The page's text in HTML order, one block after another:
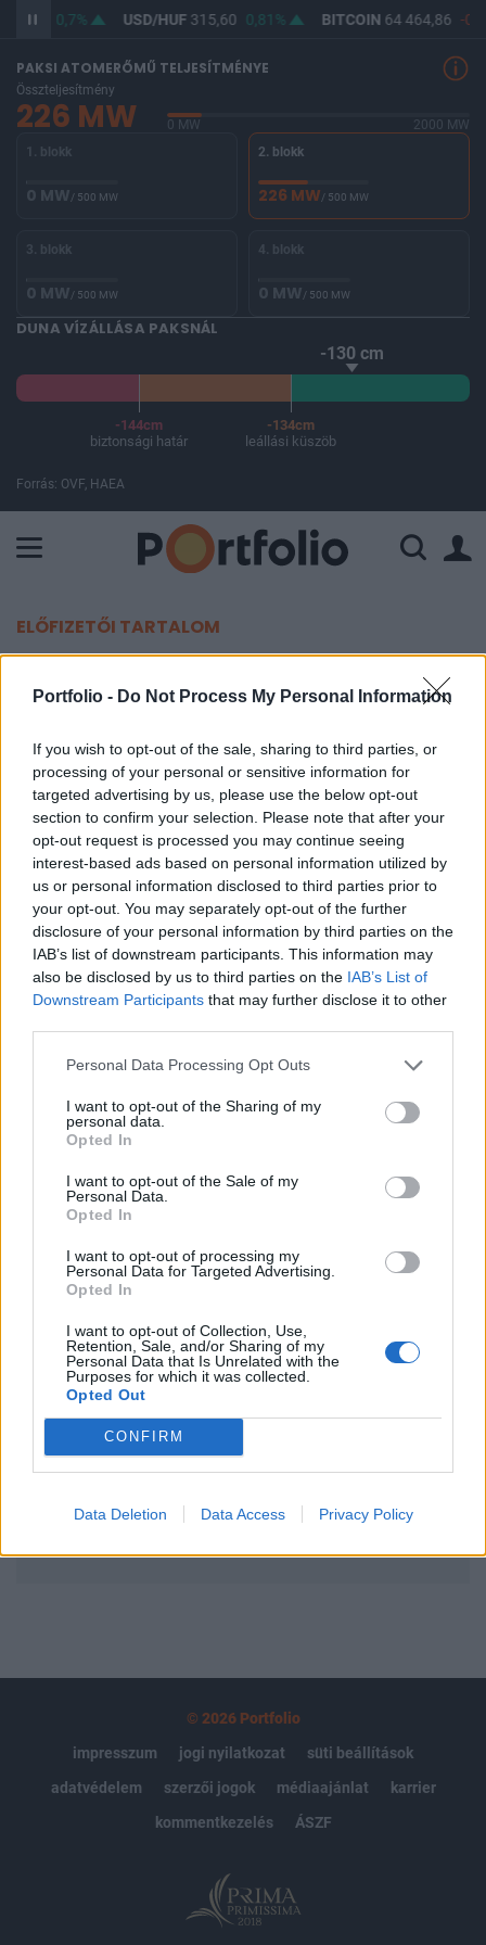
Portfolio - Do Not Process My Personal Information
If you wish to opt-out of the sale, sharing to third parties, or
processing of your personal or sensitive information for
targeted advertising by us, please use the below opt-out
section to confirm your selection. Please note that after your
opt-out request is processed you may continue seeing
interest-based ads based on personal information utilized by
us or personal information disclosed to third parties prior to
your opt-out. You may separately opt-out of the further
disclosure of your personal information by third parties on the
IAB’s list of downstream participants. This information may
also be disclosed by us to third parties on the IAB’s List of
Downstream Participants that may further disclose it to other
Personal Data Processing Opt Outs
I want to opt-out of the Sharing of my
personal data.
Opted In
I want to opt-out of the Sale of my
Personal Data.
Opted In
I want to opt-out of processing my
Personal Data for Targeted Advertising.
Opted In
I want to opt-out of Collection, Use,
Retention, Sale, and/or Sharing of my
Personal Data that Is Unrelated with the
Purposes for which it was collected.
Opted Out
CONFIRM
Data Deletion Data Access Privacy Policy
0,7% USD/HUF315,60 0,81% BITCOIN64 464,86 -
PAKSI ATOMERŐMŰ TELJESÍTMÉNYE
Összteljesítmény
226 MW 0 MW
2000 MW
1. blokk
0 MW/ 500 MW
2. blokk
226 MW/ 500 MW
3. blokk
0 MW/ 500 MW
4. blokk
0 MW/ 500 MW
DUNA VÍZÁLLÁSA PAKSNÁL
-130 cm
-144cm
biztonsági határ
-134cm
leállási küszöb
Forrás: OVF, HAEA
ELŐFIZETŐI TARTALOM
Az Aldi megnyert egy védjegypert
2024. január 25. 10:31
Az Aldi megnyerte a brit legfelsőbb bíróságon azt
a védjegypert, amelyet a Thatchers nevű italgyártó
indított a diszkont ellen. A vád az volt, hogy a
diszkont lemásolta az egyik terméküket, egy
almabort - írja a Retail Gazette.
A somerseti székhelyű almaborgyártó tavaly novemberben
perelte be a német diszkontot, amiért az megsértette a
"ízében és megjelenésében" is lemásolta az italt. A
Legfelsőbb Bíróság azonban szerdán elutasította a
keresetet, és kimondta, hogy "nem áll fenn...
KEDVES OLVASÓNK!
tartozik, melynek olvasása előfizetéses
regisztrációhoz kötött.
Az előfizetés a következőket tartalmazza:
Portfolio.hu teljes cikkarchívum
Kötéslisták: BÉT elmúlt 2 év napon belüli
kötéslistái
Előfizetés
© 2026 Portfolio
impresszum
jogi nyilatkozat
süti beállítások
adatvédelem
szerzői jogok médiaajánlat
karrier
kommentkezelés
ÁSZF